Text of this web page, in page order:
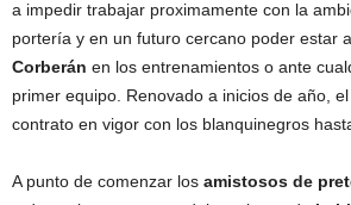
a impedir trabajar proximamente con la
portería y en un futuro cercano poder estar
Corberán en los entrenamientos o ante
primer equipo. Renovado a inicios de año,
contrato en vigor con los blanquinegros
A punto de comenzar los amistosos de